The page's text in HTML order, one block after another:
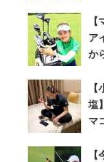
ア
か
塩
マ